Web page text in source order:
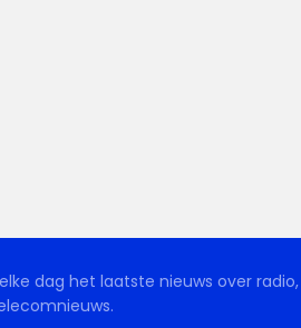
dag het laatste nieuws over